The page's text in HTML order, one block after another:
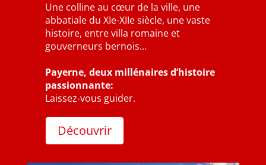
Une colline au cœur de la ville, une
abbatiale du XIe-XIIe siècle, une vaste
histoire, entre villa romaine et
gouverneurs bernois…
Payerne, deux millénaires d’histoire
passionnante:
Laissez-vous guider.
Découvrir